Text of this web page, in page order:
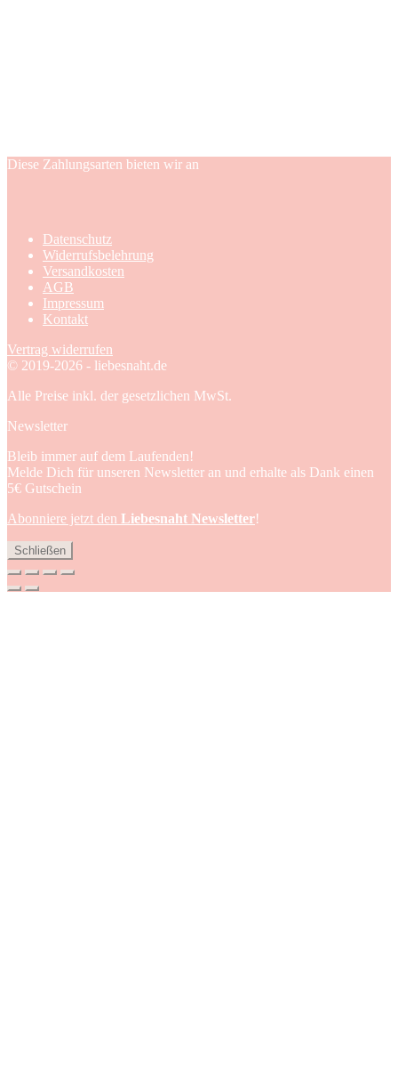
Diese Zahlungsarten bieten wir an
Datenschutz
Widerrufsbelehrung
Versandkosten
AGB
Impressum
Kontakt
Vertrag widerrufen
© 2019-2026 - liebesnaht.de
Alle Preise inkl. der gesetzlichen MwSt.
Newsletter
Bleib immer auf dem Laufenden!
Melde Dich für unseren Newsletter an und erhalte als Dank einen
5€ Gutschein
Abonniere jetzt den Liebesnaht Newsletter!
Schließen